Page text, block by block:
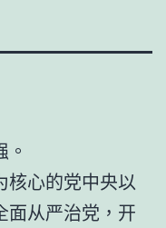
核心的党中央以
面从严治党，开